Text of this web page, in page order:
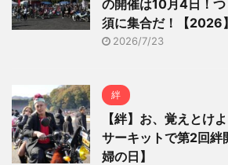
の開催は10月4日！
須に集合だ！【2026】
2026/7/23
絆
【絆】お、覚えとけ
サーキットで第2回絆
婦の日】